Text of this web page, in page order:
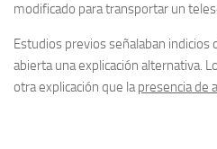
modificado para transportar un
Estudios previos señalaban indicios
abierta una explicación alternativa.
otra explicación que lapresencia de